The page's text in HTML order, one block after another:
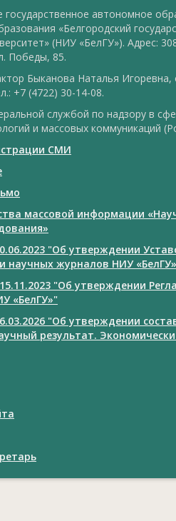
государственное автономное
«Белгородский
(НИУ «БелГУ»). Адрес:
Победы, 85.
Быканова Наталья Игоревна,
+7 (4722) 30-14-08.
службой по надзору в
и массовых коммуникаций
СМИ
массовой информации
"Об утверждении
научных журналов НИУ «БелГУ»
"Об утверждении
«БелГУ»"
"Об утверждении
результат.